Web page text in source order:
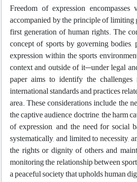
Freedom of expression
accompanied by the principle of limiting
first generation of human rights. The
concept of sports by governing
expression within the sports
context and outside of it—under legal
paper aims to identify the
international standards and practices
area. These considerations include the
the captive audience doctrine, the harm
of expression, and the need for social
systematically, and limited to necessity,
the rights or dignity of others and
monitoring the relationship between
a peaceful society that upholds human